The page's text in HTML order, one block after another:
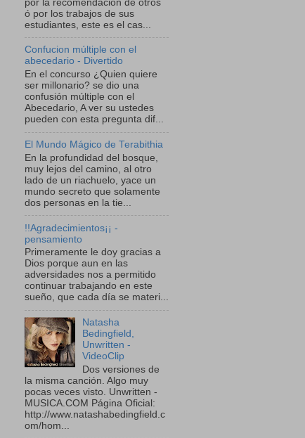
por la recomendación de otros
ó por los trabajos de sus
estudiantes, este es el cas...
Confucion múltiple con el
abecedario - Divertido
En el concurso ¿Quien quiere
ser millonario? se dio una
confusión múltiple con el
Abecedario, A ver su ustedes
pueden con esta pregunta dif...
El Mundo Mágico de Terabithia
En la profundidad del bosque,
muy lejos del camino, al otro
lado de un riachuelo, yace un
mundo secreto que solamente
dos personas en la tie...
!!Agradecimientos¡¡ -
pensamiento
Primeramente le doy gracias a
Dios porque aun en las
adversidades nos a permitido
continuar trabajando en este
sueño, que cada día se materi...
Natasha
Bedingfield,
Unwritten -
VideoClip
Dos versiones de
la misma canción. Algo muy
pocas veces visto. Unwritten -
MUSICA.COM Página Oficial:
http://www.natashabedingfield.c
om/hom...